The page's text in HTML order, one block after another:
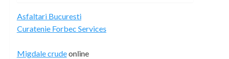
Asfaltari Bucuresti
Curatenie Forbec Services
Migdale crudeonline